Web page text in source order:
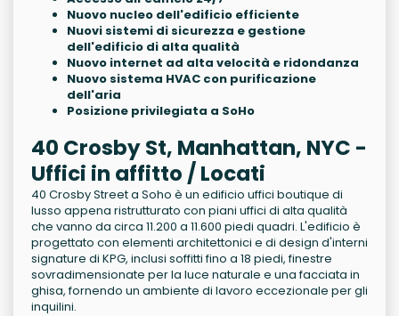
Nuovo nucleo dell'edificio efficiente
Nuovi sistemi di sicurezza e gestione
dell'edificio di alta qualità
Nuovo internet ad alta velocità e ridondanza
Nuovo sistema HVAC con purificazione
dell'aria
Posizione privilegiata a SoHo
40 Crosby St, Manhattan, NYC -
Uffici in affitto / Locati
40 Crosby Street a Soho è un edificio uffici boutique di
lusso appena ristrutturato con piani uffici di alta qualità
che vanno da circa 11.200 a 11.600 piedi quadri. L'edificio è
progettato con elementi architettonici e di design d'interni
signature di KPG, inclusi soffitti fino a 18 piedi, finestre
sovradimensionate per la luce naturale e una facciata in
ghisa, fornendo un ambiente di lavoro eccezionale per gli
inquilini.